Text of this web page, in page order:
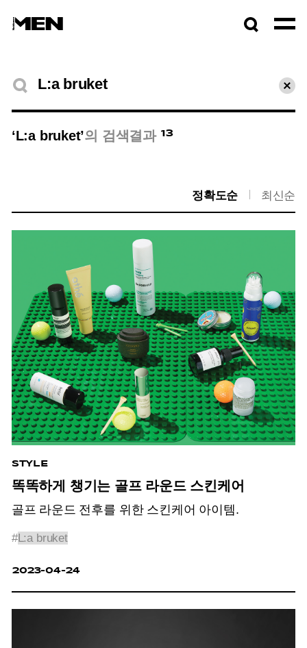
검색결과
초기
‘L:a bruket’의 검색결과 13
정확도순 최신순
STYLE
똑똑하게 챙기는 골프 라운드 스킨케어
골프 라운드 전후를 위한 스킨케어 아이템.
#L:a bruket
2023-04-24